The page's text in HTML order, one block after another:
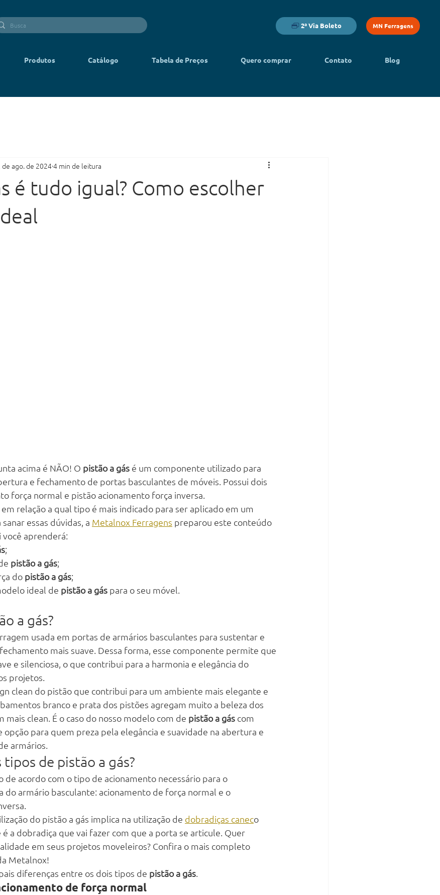
2ª Via Boleto MN Ferragens
Produtos Catálogo Tabela de Preços Quero comprar Contato Blog
é tudo igual? Como escolher
de ago. de 20244 min de leitura
acima é NÃO! O pistão a gás é um componente utilizado para
e fechamento de portas basculantes de móveis. Possui dois
força normal e pistão acionamento força inversa.
relação a qual tipo é mais indicado para ser aplicado em um
essas dúvidas, a Metalnox Ferragens preparou este conteúdo
você aprenderá:
;
pistão a gás;
do pistão a gás;
ideal de pistão a gás para o seu móvel.
a gás?
usada em portas de armários basculantes para sustentar e
mais suave. Dessa forma, esse componente permite que
e silenciosa, o que contribui para a harmonia e elegância do
projetos.
clean do pistão que contribui para um ambiente mais elegante e
branco e prata dos pistões agregam muito a beleza dos
mais clean. É o caso do nosso modelo com de pistão a gás com
para quem preza pela elegância e suavidade na abertura e
armários.
tipos de pistão a gás?
de acordo com o tipo de acionamento necessário para o
do armário basculante: acionamento de força normal e o
do pistão a gás implica na utilização de dobradiças caneco
a dobradiça que vai fazer com que a porta se articule. Quer
em seus projetos moveleiros? Confira o mais completo
Metalnox!
diferenças entre os dois tipos de pistão a gás.
de força normal